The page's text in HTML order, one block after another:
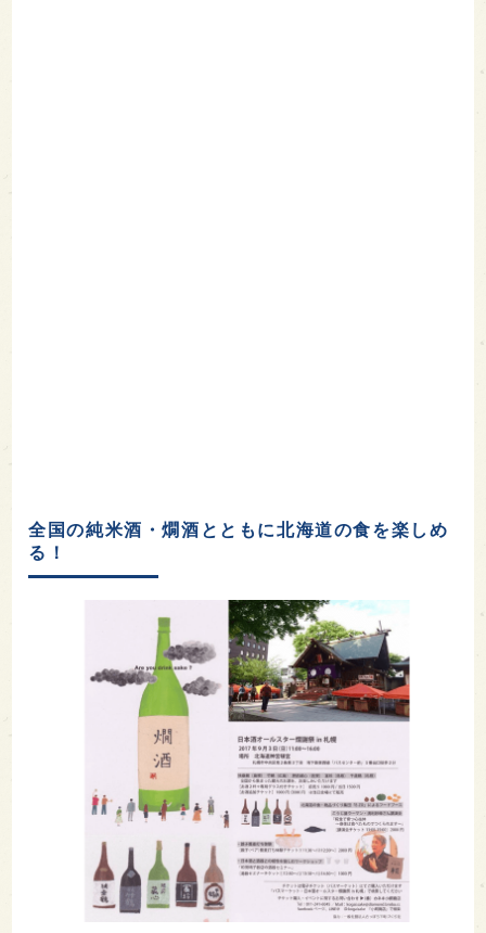
全国の純米酒・燗酒とともに北海道の食を楽しめ
る！